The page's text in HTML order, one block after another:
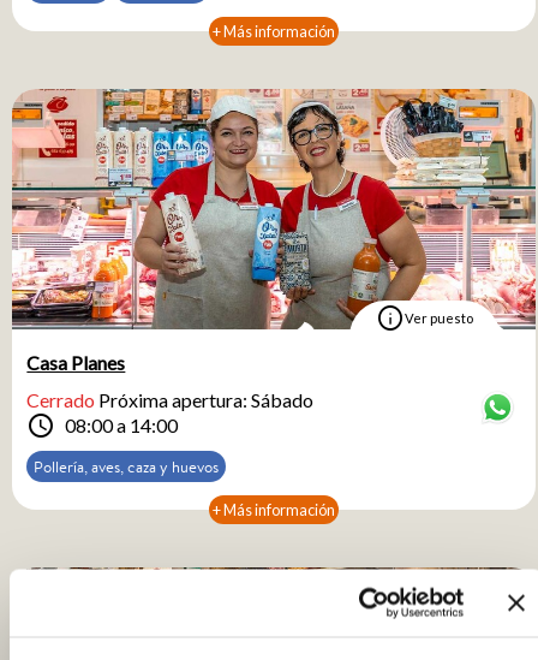
+ Más información
infoVer puesto
Casa Planes
Cerrado Próxima apertura: Sábado
schedule 08:00 a 14:00
Pollería, aves, caza y huevos
+ Más información